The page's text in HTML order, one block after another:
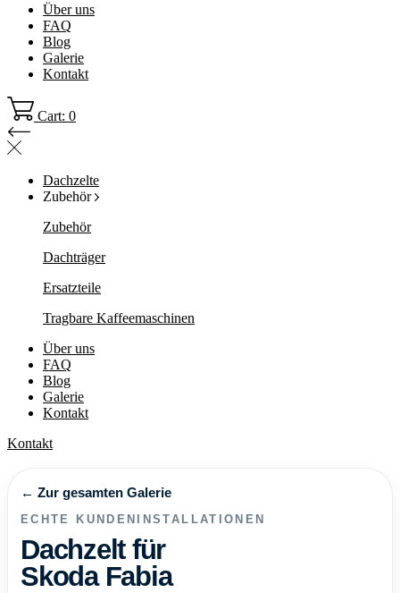
Über uns
FAQ
Blog
Galerie
Kontakt
Cart: 0
Dachzelte
Zubehör
Zubehör
Dachträger
Ersatzteile
Tragbare Kaffeemaschinen
Über uns
FAQ
Blog
Galerie
Kontakt
Kontakt
← Zur gesamten Galerie
ECHTE KUNDENINSTALLATIONEN
Dachzelt für
Skoda Fabia